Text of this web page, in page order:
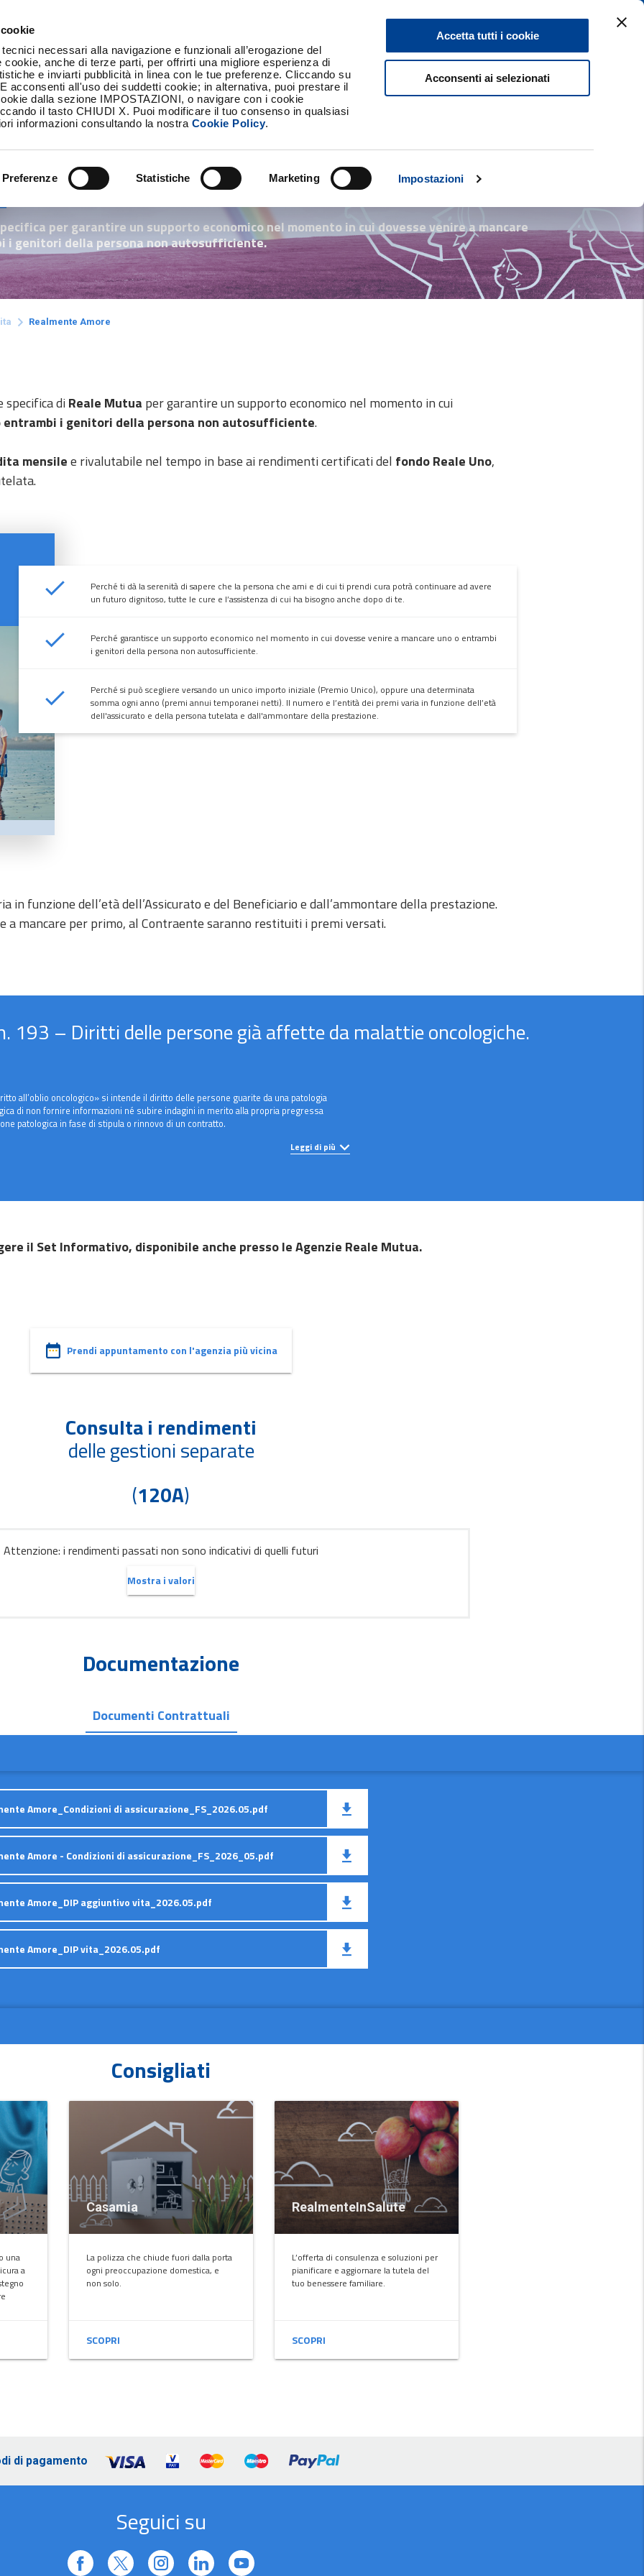
necessari alla navigazione e funzionali all’erogazione del
anche di terze parti, per offrirti una migliore esperienza di
e inviarti pubblicità in linea con le tue preferenze. Cliccando su
acconsenti all'uso dei suddetti cookie; in alternativa, puoi prestare il
dalla sezione IMPOSTAZIONI, o navigare con i cookie
il tasto CHIUDI X. Puoi modificare il tuo consenso in qualsiasi
informazioni consultando la nostra Cookie Policy.
Preferenze Statistiche Marketing Impostazioni
Accetta tutti i cookie
Acconsenti ai selezionati
VEICOLI E VIAGGI CASA FAMIGLIA RISPARMIO
per garantire un supporto economico nel momento in cui dovesse venire a mancare
i genitori della persona non autosufficiente.
Realmente Amore
specifica di Reale Mutua per garantire un supporto economico nel momento in cui
entrambi i genitori della persona non autosufficiente.
mensilee rivalutabile nel tempo in base ai rendimenti certificati del fondo Reale Uno,
Perché ti dà la serenità di sapere che la persona che ami e di cui ti prendi cura potrà continuare ad avere
un futuro dignitoso, tutte le cure e l’assistenza di cui ha bisogno anche dopo di te.
Perché garantisce un supporto economico nel momento in cui dovesse venire a mancare uno o entrambi
i genitori della persona non autosufficiente.
Perché si può scegliere versando un unico importo iniziale (Premio Unico), oppure una determinata
somma ogni anno (premi annui temporanei netti). Il numero e l’entità dei premi varia in funzione dell’età
dell'assicurato e della persona tutelata e dall'ammontare della prestazione.
in funzione dell’età dell’Assicurato e del Beneficiario e dall’ammontare della prestazione.
a mancare per primo, al Contraente saranno restituiti i premi versati.
193 – Diritti delle persone già affette da malattie oncologiche.
all’oblio oncologico» si intende il diritto delle persone guarite da una patologia
di non fornire informazioni né subire indagini in merito alla propria pregressa
patologica in fase di stipula o rinnovo di un contratto.
Leggi di più
il Set Informativo, disponibile anche presso le Agenzie Reale Mutua.
Prendi appuntamento con l'agenzia più vicina
Consulta i rendimenti
delle gestioni separate
(120A)
Attenzione: i rendimenti passati non sono indicativi di quelli futuri
Mostra i valori
Documentazione
Documenti Contrattuali
Amore_Condizioni di assicurazione_FS_2026.05.pdf
Amore - Condizioni di assicurazione_FS_2026_05.pdf
Amore_DIP aggiuntivo vita_2026.05.pdf
Amore_DIP vita_2026.05.pdf
Consigliati
una
a
Casamia
La polizza che chiude fuori dalla porta
ogni preoccupazione domestica, e
non solo.
SCOPRI
RealmenteInSalute
L’offerta di consulenza e soluzioni per
pianificare e aggiornare la tutela del
tuo benessere familiare.
SCOPRI
di pagamento
Seguici su